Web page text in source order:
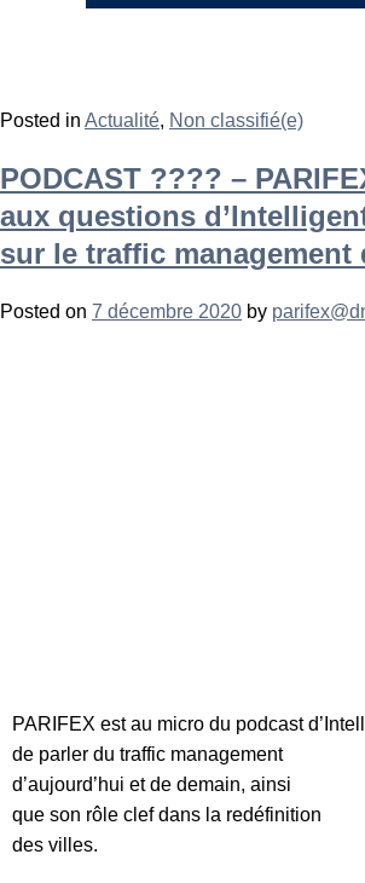
Posted in Actualité, Non classifié(e)
PODCAST ????️ –
aux questions
sur le traffic management
Posted on 7 décembre 2020 by
PARIFEX est au micro du podcast
de parler du traffic management
d’aujourd’hui et de demain, ainsi
que son rôle clef dans la redéfinition
des villes.